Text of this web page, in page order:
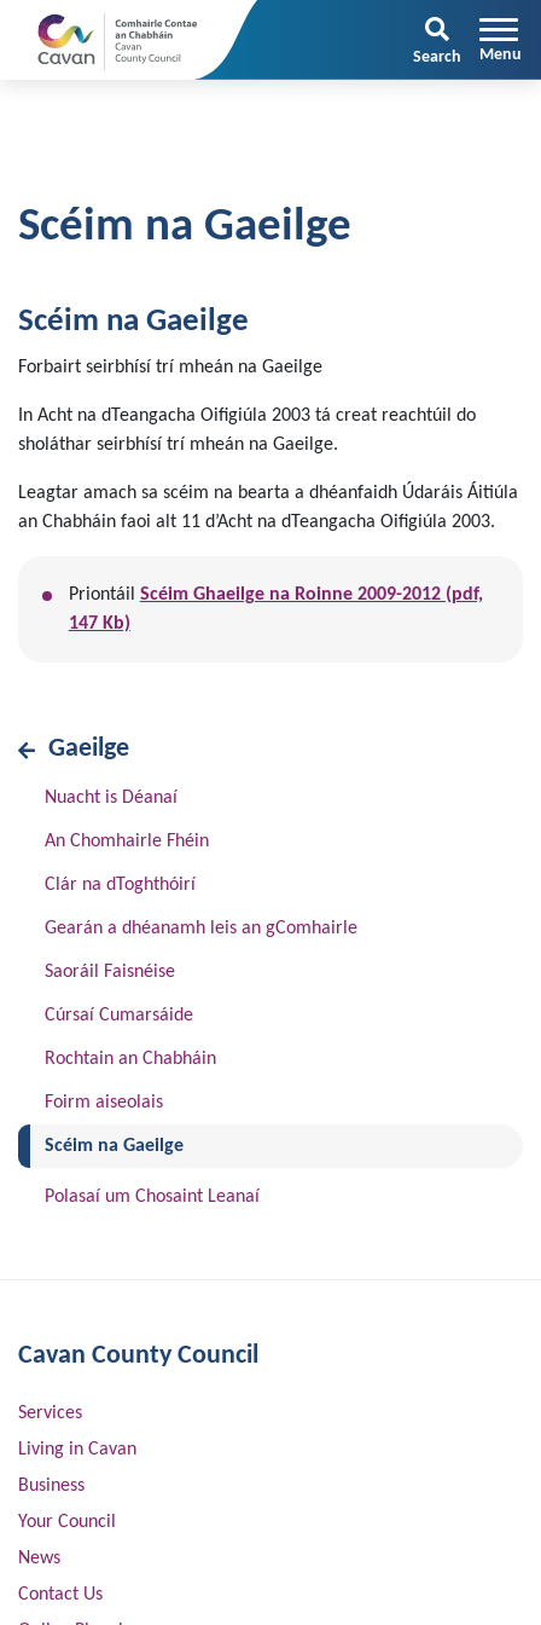
Search
Scéim na Gaeilge
Scéim na Gaeilge
Forbairt seirbhísí trí mheán na Gaeilge
In Acht na dTeangacha Oifigiúla 2003 tá creat reachtúil do
sholáthar seirbhísí trí mheán na Gaeilge.
Leagtar amach sa scéim na bearta a dhéanfaidh Údaráis Áitiúla
an Chabháin faoi alt 11 d’Acht na dTeangacha Oifigiúla 2003.
Priontáil Scéim Ghaeilge na Roinne 2009-2012 (pdf,
147 Kb)
Gaeilge
Nuacht is Déanaí
An Chomhairle Fhéin
Clár na dToghthóirí
Gearán a dhéanamh leis an gComhairle
Saoráil Faisnéise
Cúrsaí Cumarsáide
Rochtain an Chabháin
Foirm aiseolais
Scéim na Gaeilge(current)
Polasaí um Chosaint Leanaí
Cavan County Council
Services
Living in Cavan
Business
Your Council
News
Contact Us